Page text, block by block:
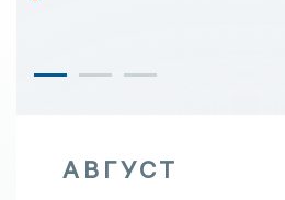
АВГУСТ